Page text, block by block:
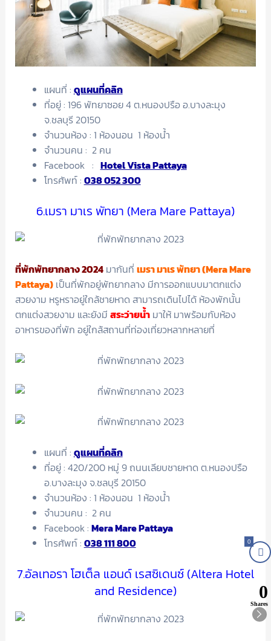
แผนที่ : ดูแผนที่คลิก
ที่อยู่ : 196 พัทยาซอย 4 ต.หนองปรือ อ.บางละมุง
จ.ชลบุรี 20150
จำนวนห้อง : 1 ห้องนอน 1 ห้องน้ำ
จำนวนคน : 2 คน
Facebook : Hotel Vista Pattaya
โทรศัพท์ : 038 052 300
6.เมรา มาเร พัทยา (Mera Mare Pattaya)
ที่พักพัทยากลาง 2024มากันที่ เมรา มาเร พัทยา (Mera Mare
Pattaya) เป็นที่พักอยู่พัทยากลาง มีการออกแบบมาตกแต่ง
สวยงาม หรูหราอยู่ใกล้ชายหาด สามารถเดินไปได้ ห้องพักนั้น
ตกแต่งสวยงาม และยังมี สระว่ายน้ำมาให้ มาพร้อมกับห้อง
อาหารของที่พัก อยู่ใกล้สถานที่ท่องเที่ยวหลากหลายที่
แผนที่ : ดูแผนที่คลิก
ที่อยู่ : 420/200 หมู่ 9 ถนนเลียบชายหาด ต.หนองปรือ
อ.บางละมุง จ.ชลบุรี 20150
จำนวนห้อง : 1 ห้องนอน 1 ห้องน้ำ
จำนวนคน : 2 คน
Facebook : Mera Mare Pattaya
โทรศัพท์ : 038 111 800
7.อัลเทอรา โฮเต็ล แอนด์ เรสซิเดนซ์ (Altera Hotel
and Residence)
0
0
Shares